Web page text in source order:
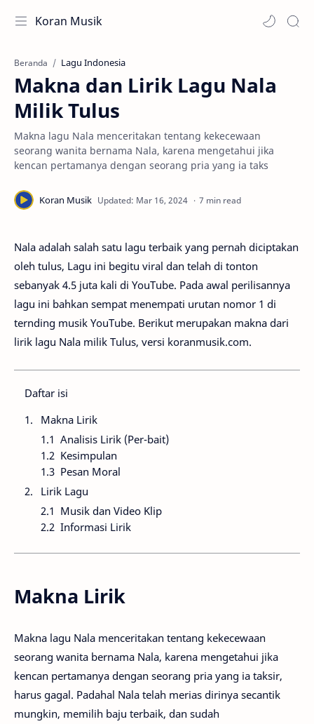
Koran Musik
Beranda Lagu Indonesia
Makna dan Lirik Lagu Nala
Milik Tulus
Makna lagu Nala menceritakan tentang kekecewaan
seorang wanita bernama Nala, karena mengetahui jika
kencan pertamanya dengan seorang pria yang ia taks
7 min read
Nala adalah salah satu lagu terbaik yang pernah diciptakan
oleh tulus, Lagu ini begitu viral dan telah di tonton
sebanyak 4.5 juta kali di YouTube. Pada awal perilisannya
lagu ini bahkan sempat menempati urutan nomor 1 di
ternding musik YouTube. Berikut merupakan makna dari
lirik lagu Nala milik Tulus, versi koranmusik.com.
Daftar isi
Makna Lirik
Analisis Lirik (Per-bait)
Kesimpulan
Pesan Moral
Lirik Lagu
Musik dan Video Klip
Informasi Lirik
Makna Lirik
Makna lagu Nala menceritakan tentang kekecewaan
seorang wanita bernama Nala, karena mengetahui jika
kencan pertamanya dengan seorang pria yang ia taksir,
harus gagal. Padahal Nala telah merias dirinya secantik
mungkin, memilih baju terbaik, dan sudah